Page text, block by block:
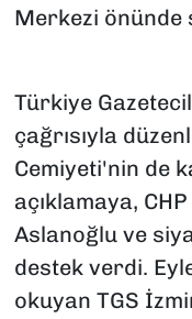
Merkezi önünde
Türkiye
çağrısıyla
Cemiyeti'nin de
açıklamaya,
Aslanoğlu ve
destek verdi.
okuyan TGS